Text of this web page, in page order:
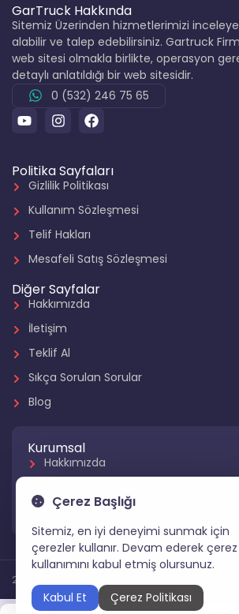
GarTruck Hakkında
Sitemiz Üzerinden hizmetlerimizi
alabilir ve talep edebilirsiniz. Gartruck
web sitesi olmakla birlikte, operasyon
detaylı anlatıldığı bir web sitesidir.
0 (532) 246 75 65
Politika Sayfaları
Gizlilik Politikası
Kullanım Sözleşmesi
Telif Hakları
Mesafeli Satış Sözleşmesi
Diğer Sayfalar
Hakkımızda
İletişim
Teklif Al
Sıkça Sorulan Sorular
Blog
Kurumsal
Hakkımızda
Hizmetlerimiz
Çerez Başlığı
Sitemiz, en iyi deneyimi sunmak için
çerezler kullanır. Devam ederek çerez
kullanımını kabul etmiş olursunuz.
Kabul Et Çerez Politikası
2024 Tüm Hakları Saklıdır